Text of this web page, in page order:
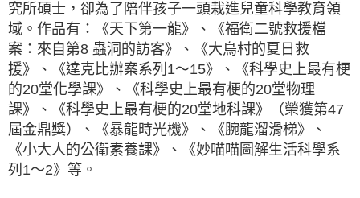
究所碩士，卻為了陪伴孩子一頭栽進兒童科學教育領
域。作品有：《天下第一龍》、《福衛二號救援檔
案：來自第8 蟲洞的訪客》、《大鳥村的夏日救
援》、《達克比辦案系列1～15》、《科學史上最有梗
的20堂化學課》、《科學史上最有梗的20堂物理
課》、《科學史上最有梗的20堂地科課》（榮獲第47
屆金鼎獎）、《暴龍時光機》、《腕龍溜滑梯》、
《小大人的公衛素養課》、《妙喵喵圖解生活科學系
列1～2》等。